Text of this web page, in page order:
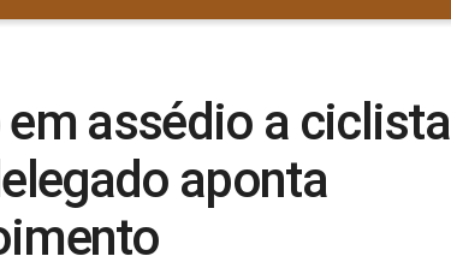
assédio a ciclista
aponta